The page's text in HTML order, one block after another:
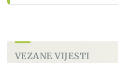
VEZANE VIJESTI